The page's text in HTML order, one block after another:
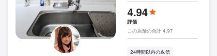
4.94
評価
この店舗の合計 4.97
24時間以内の返信